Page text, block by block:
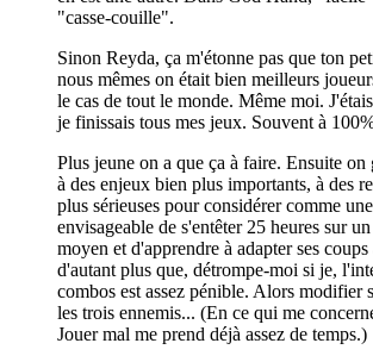
"casse-couille".
Sinon Reyda, ça m'étonne pas que ton
nous mêmes on était bien meilleurs
le cas de tout le monde. Même moi.
je finissais tous mes jeux. Souvent à
Plus jeune on a que ça à faire. Ensuite
à des enjeux bien plus importants, à des
plus sérieuses pour considérer comme
envisageable de s'entêter 25 heures sur
moyen et d'apprendre à adapter ses
d'autant plus que, détrompe-moi si je,
combos est assez pénible. Alors modifier
les trois ennemis... (En ce qui me
Jouer mal me prend déjà assez de temps.)